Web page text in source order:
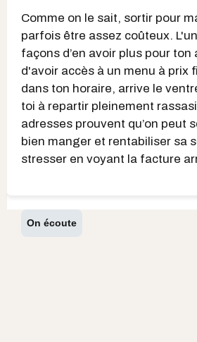
Comme on le sait, sortir pour
parfois être assez coûteux.
façons d’en avoir plus pour
d'avoir accès à un menu à prix
dans ton horaire, arrive le
toi à repartir pleinement
adresses prouvent qu’on peut
bien manger et rentabiliser sa
stresser en voyant la facture
On écoute